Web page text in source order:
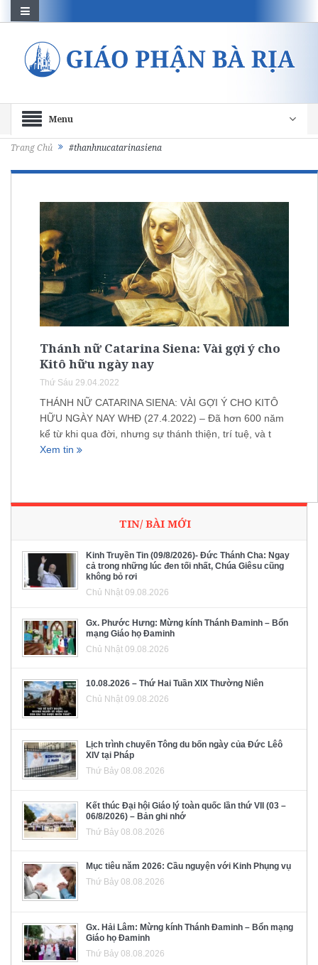
Menu
Trang Chủ #thanhnucatarinasiena
Thánh nữ Catarina Siena: Vài gợi ý cho
Kitô hữu ngày nay
Thứ Sáu 29.04.2022
THÁNH NỮ CATARINA SIENA: VÀI GỢI Ý CHO KITÔ
HỮU NGÀY NAY WHĐ (27.4.2022) – Đã hơn 600 năm
kể từ khi qua đời, nhưng sự thánh thiện, trí tuệ, và t
Xem tin
TIN/ BÀI MỚI
Kinh Truyền Tin (09/8/2026)- Đức Thánh Cha: Ngay
cả trong những lúc đen tối nhất, Chúa Giêsu cũng
không bỏ rơi
Chủ Nhật 09.08.2026
Gx. Phước Hưng: Mừng kính Thánh Đaminh – Bổn
mạng Giáo họ Đaminh
Chủ Nhật 09.08.2026
10.08.2026 – Thứ Hai Tuần XIX Thường Niên
Chủ Nhật 09.08.2026
Lịch trình chuyến Tông du bốn ngày của Đức Lêô
XIV tại Pháp
Thứ Bảy 08.08.2026
Kết thúc Đại hội Giáo lý toàn quốc lần thứ VII (03 –
06/8/2026) – Bản ghi nhớ
Thứ Bảy 08.08.2026
Mục tiêu năm 2026: Cầu nguyện với Kinh Phụng vụ
Thứ Bảy 08.08.2026
Gx. Hải Lâm: Mừng kính Thánh Đaminh – Bổn mạng
Giáo họ Đaminh
Thứ Bảy 08.08.2026